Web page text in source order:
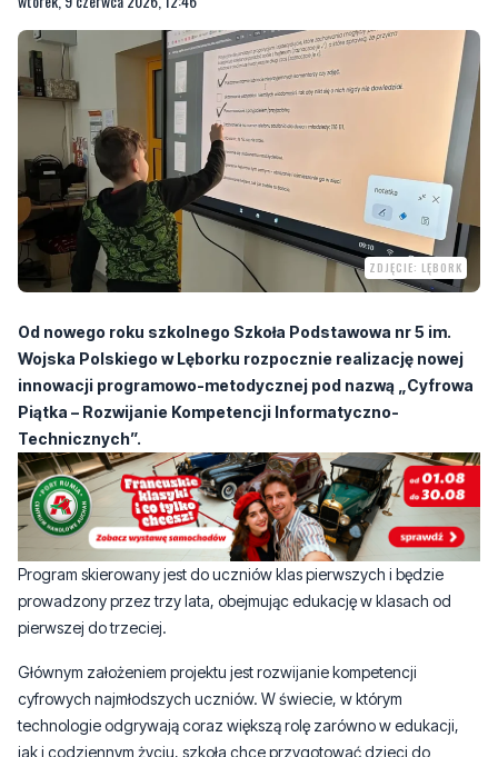
ZDJĘCIE: LĘBORK
Od nowego roku szkolnego Szkoła Podstawowa nr 5 im.
Wojska Polskiego w Lęborku rozpocznie realizację nowej
Piątka – Rozwijanie Kompetencji Informatyczno-
Technicznych”.
Program skierowany jest do uczniów klas pierwszych i będzie
prowadzony przez trzy lata, obejmując edukację w klasach od
pierwszej do trzeciej.
Głównym założeniem projektu jest rozwijanie kompetencji
cyfrowych najmłodszych uczniów. W świecie, w którym
jak i codziennym życiu, szkoła chce przygotować dzieci do
świadomego i odpowiedzialnego korzystania z nowoczesnych
narzędzi.